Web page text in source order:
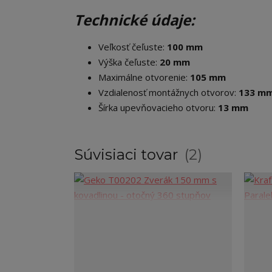
Technické údaje:
Veľkosť čeľuste: 100 mm
Výška čeľuste: 20 mm
Maximálne otvorenie: 105 mm
Vzdialenosť montážnych otvorov: 133
Šírka upevňovacieho otvoru: 13 mm
Súvisiaci tovar 2